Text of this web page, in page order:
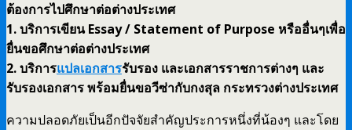
ต้องการไปศึกษาต่อต่างประเทศ
1. บริการเขียน Essay / Statement of Purpose หรืออื่นๆเพื่อ
ยื่นขอศึกษาต่อต่างประเทศ
2. บริการแปลเอกสารรับรอง และเอกสารราชการต่างๆ และ
รับรองเอกสาร พร้อมยื่นขอวีซ่ากับกงสุล กระทรวงต่างประเทศ
ความปลอดภัยเป็นอีกปัจจัยสำคัญประการหนึ่งที่น้องๆ และโดย